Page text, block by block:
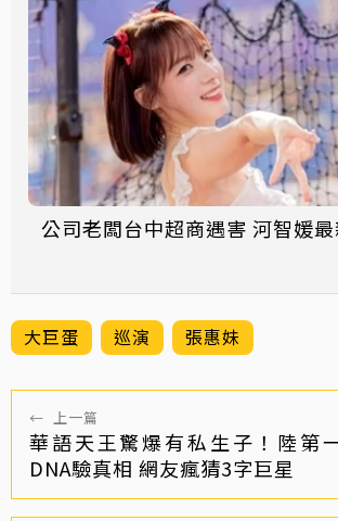
公司老闆台中超商
大巨蛋 巡演 張惠妹
← 上一篇
華語天王驚爆有私生子！陸第
DNA驗真相 網友瘋猜3字巨星